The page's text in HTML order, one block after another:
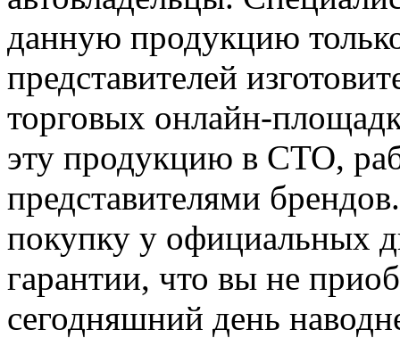
данную продукцию
представителей
торговых онлайн-
эту продукцию в СТО,
представителями
покупку у официальных
гарантии, что вы не
сегодняшний день